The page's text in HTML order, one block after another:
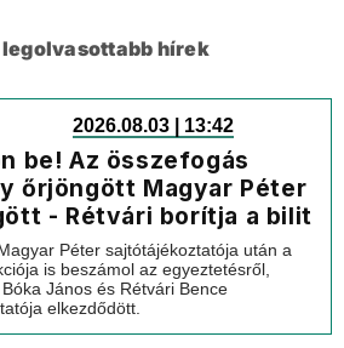
legolvasottabb hírek
2026.08.03 | 13:42
be! Az összefogás
őrjöngött Magyar Péter
- Rétvári borítja a bilit
Péter sajtótájékoztatója után a
is beszámol az egyeztetésről,
János és Rétvári Bence
elkezdődött.